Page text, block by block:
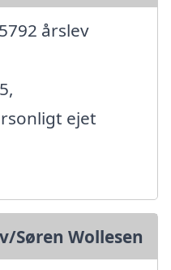
årslev
ejet
Søren Wollesen